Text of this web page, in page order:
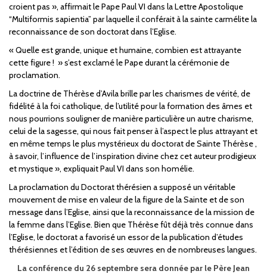
croient pas », affirmait le Pape Paul VI dans la Lettre Apostolique
“Multiformis sapientia” par laquelle il conférait à la sainte carmélite la
reconnaissance de son doctorat dans l’Eglise.
« Quelle est grande, unique et humaine, combien est attrayante
cette figure ! » s’est exclamé le Pape durant la cérémonie de
proclamation.
La doctrine de Thérèse d’Avila brille par les charismes de vérité, de
fidélité à la foi catholique, de l’utilité pour la formation des âmes et
nous pourrions souligner de manière particulière un autre charisme,
celui de la sagesse, qui nous fait penser à l’aspect le plus attrayant et
en même temps le plus mystérieux du doctorat de Sainte Thérèse ,
à savoir, l’influence de l’inspiration divine chez cet auteur prodigieux
et mystique », expliquait Paul VI dans son homélie.
La proclamation du Doctorat thérésien a supposé un véritable
mouvement de mise en valeur de la figure de la Sainte et de son
message dans l’Eglise, ainsi que la reconnaissance de la mission de
la femme dans l’Eglise. Bien que Thérèse fût déjà très connue dans
l’Eglise, le doctorat a favorisé un essor de la publication d’études
thérésiennes et l’édition de ses œuvres en de nombreuses langues.
La conférence du 26 septembre sera donnée par le Père Jean